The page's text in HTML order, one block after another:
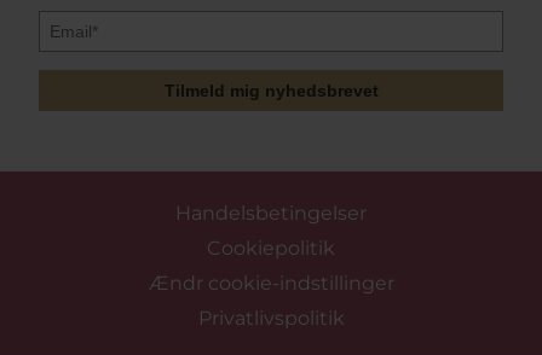
Tilmeld mig nyhedsbrevet
Handelsbetingelser
Cookiepolitik
Ændr cookie-indstillinger
Privatlivspolitik